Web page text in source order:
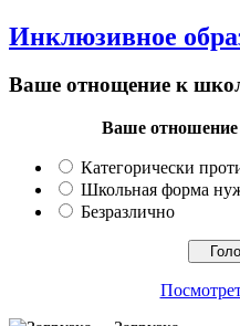
Инклюзивное
Ваше отнощение к
Ваше
Категорически
Школьная форма
Безразлично